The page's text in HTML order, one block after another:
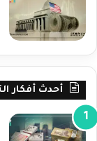
أحدث أفكار